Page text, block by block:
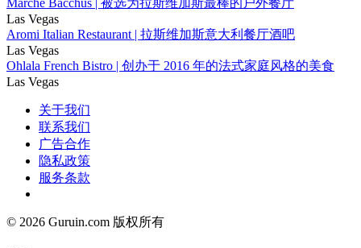
Las Vegas
Aromi Italian Restaurant | 拉斯维加斯意大利餐厅酒吧
Las Vegas
Ohlala French Bistro | 创办于 2016 年的法式家庭风格的美食
Las Vegas
关于我们
联系我们
广告合作
隐私政策
服务条款
© 2026 Guruin.com 版权所有